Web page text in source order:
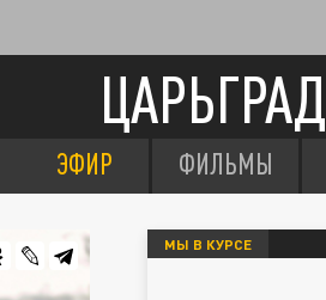
ЦАРЬГРАД
ЭФИР ФИЛЬМЫ
МЫ В КУРСЕ